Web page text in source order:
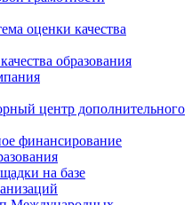
оценки качества
образования
центр дополнительного
финансирование
на базе